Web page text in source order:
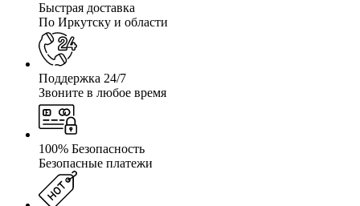
Быстрая доставка
По Иркутску и области
Поддержка 24/7
Звоните в любое время
100% Безопасность
Безопасные платежи